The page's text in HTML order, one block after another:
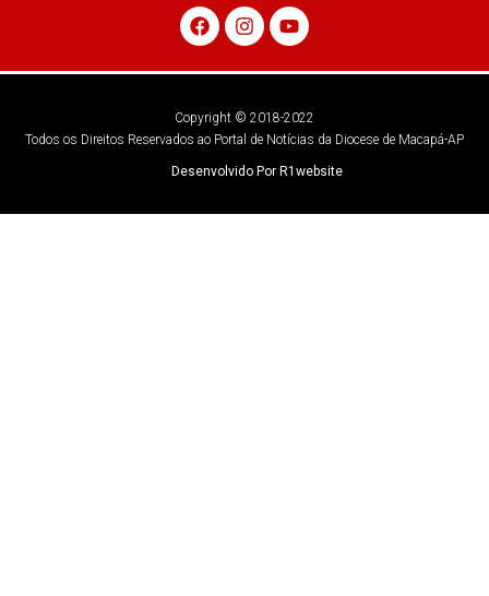
Copyright © 2018-2022
Todos os Direitos Reservados ao Portal de Notícias da Diocese de Macapá-AP
Desenvolvido Por R1website